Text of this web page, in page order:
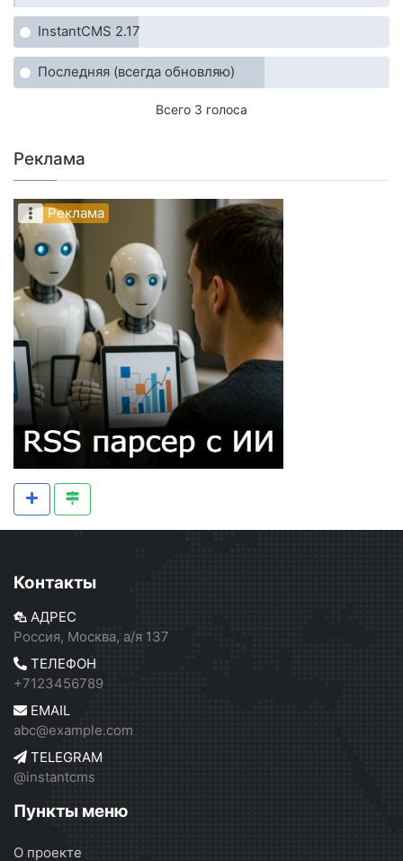
InstantCMS 2.17
Последняя (всегда обновляю)
Всего 3 голоса
Реклама
Реклама
Контакты
АДРЕС
Россия, Москва, а/я 137
ТЕЛЕФОН
+7123456789
EMAIL
abc@example.com
TELEGRAM
@instantcms
Пункты меню
О проекте